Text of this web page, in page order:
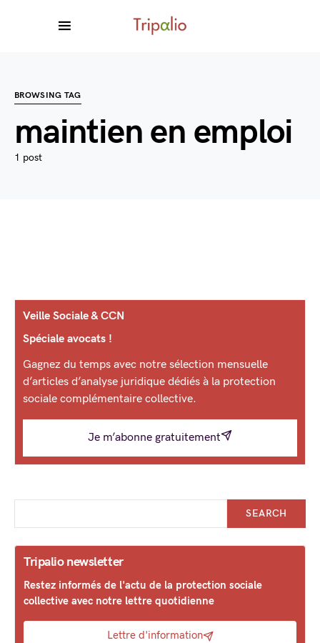
BROWSING TAG
maintien en emploi
1 post
Veille Sociale & CCN
Spéciale avocats !
Gagnez du temps avec notre sélection mensuelle
d’articles d’analyse juridique dédiés à la protection
sociale complémentaire collective.
Je m’abonne gratuitement
SEARCH
Tripalio newsletter
Restez informés de l'actu de la protection sociale
collective avec notre lettre quotidienne
Lettre d'information